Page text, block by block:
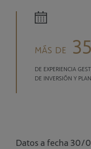
MÁS DE 35
DE EXPERIENCIA
DE INVERSIÓN Y
Datos a fecha 30/